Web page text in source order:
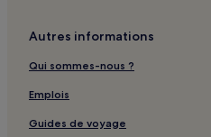
Arcangues : hôtels
Autres informations
Qui sommes-nous ?
Emplois
Guides de voyage